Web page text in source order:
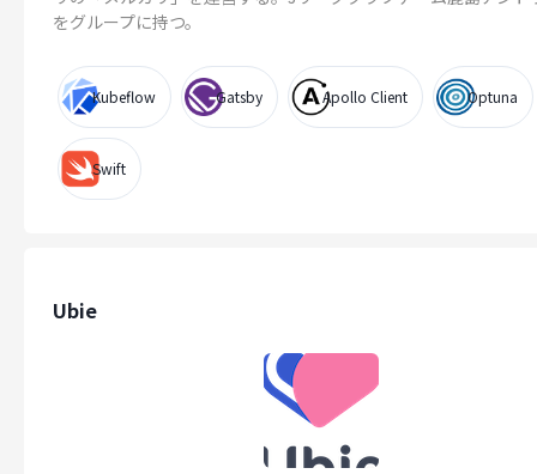
をグループに持つ。
Kubeflow Gatsby Apollo Client Optuna
Swift
Ubie